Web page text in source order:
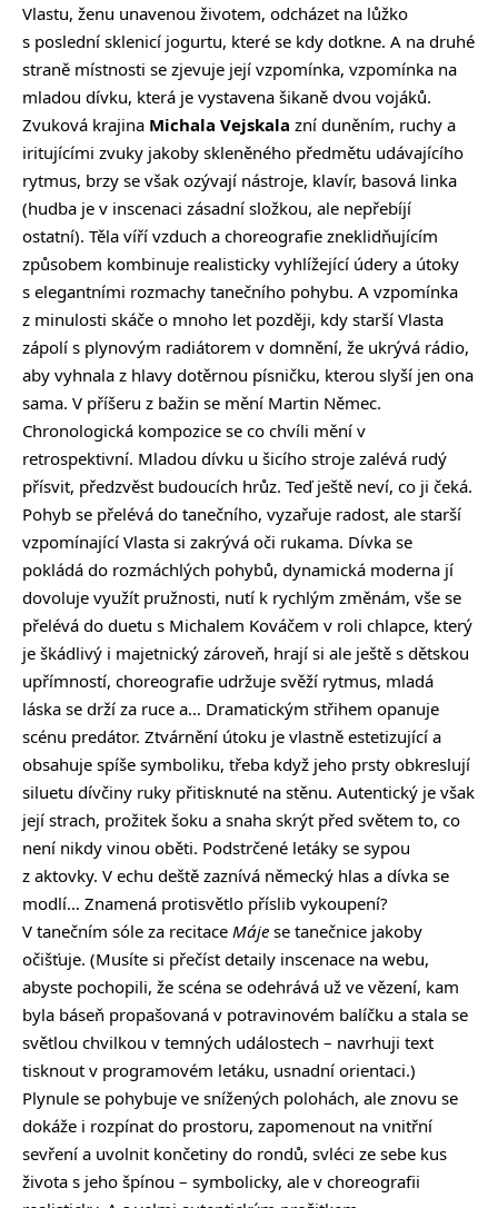
Vlastu, ženu unavenou životem, odcházet na lůžko
s poslední sklenicí jogurtu, které se kdy dotkne. A na druhé
straně místnosti se zjevuje její vzpomínka, vzpomínka na
mladou dívku, která je vystavena šikaně dvou vojáků.
Zvuková krajina Michala Vejskala zní duněním, ruchy a
iritujícími zvuky jakoby skleněného předmětu udávajícího
rytmus, brzy se však ozývají nástroje, klavír, basová linka
(hudba je v inscenaci zásadní složkou, ale nepřebíjí
ostatní). Těla víří vzduch a choreografie zneklidňujícím
způsobem kombinuje realisticky vyhlížející údery a útoky
s elegantními rozmachy tanečního pohybu. A vzpomínka
z minulosti skáče o mnoho let později, kdy starší Vlasta
zápolí s plynovým radiátorem v domnění, že ukrývá rádio,
aby vyhnala z hlavy dotěrnou písničku, kterou slyší jen ona
sama. V příšeru z bažin se mění Martin Němec.
Chronologická kompozice se co chvíli mění v
retrospektivní. Mladou dívku u šicího stroje zalévá rudý
přísvit, předzvěst budoucích hrůz. Teď ještě neví, co ji čeká.
Pohyb se přelévá do tanečního, vyzařuje radost, ale starší
vzpomínající Vlasta si zakrývá oči rukama. Dívka se
pokládá do rozmáchlých pohybů, dynamická moderna jí
dovoluje využít pružnosti, nutí k rychlým změnám, vše se
přelévá do duetu s Michalem Kováčem v roli chlapce, který
je škádlivý i majetnický zároveň, hrají si ale ještě s dětskou
upřímností, choreografie udržuje svěží rytmus, mladá
láska se drží za ruce a… Dramatickým střihem opanuje
scénu predátor. Ztvárnění útoku je vlastně estetizující a
obsahuje spíše symboliku, třeba když jeho prsty obkreslují
siluetu dívčiny ruky přitisknuté na stěnu. Autentický je však
její strach, prožitek šoku a snaha skrýt před světem to, co
není nikdy vinou oběti. Podstrčené letáky se sypou
z aktovky. V echu deště zaznívá německý hlas a dívka se
modlí… Znamená protisvětlo příslib vykoupení?
V tanečním sóle za recitace Máje se tanečnice jakoby
očišťuje. (Musíte si přečíst detaily inscenace na webu,
abyste pochopili, že scéna se odehrává už ve vězení, kam
byla báseň propašovaná v potravinovém balíčku a stala se
světlou chvilkou v temných událostech – navrhuji text
tisknout v programovém letáku, usnadní orientaci.)
Plynule se pohybuje ve snížených polohách, ale znovu se
dokáže i rozpínat do prostoru, zapomenout na vnitřní
sevření a uvolnit končetiny do rondů, svléci ze sebe kus
života s jeho špínou – symbolicky, ale v choreografii